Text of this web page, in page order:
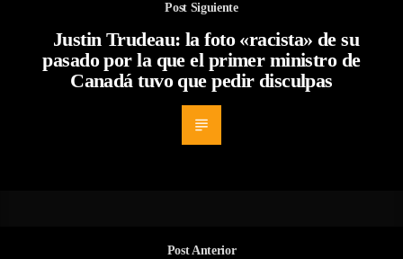
Post Siguiente
Justin Trudeau: la foto «racista» de su
pasado por la que el primer ministro de
Canadá tuvo que pedir disculpas
Post Anterior